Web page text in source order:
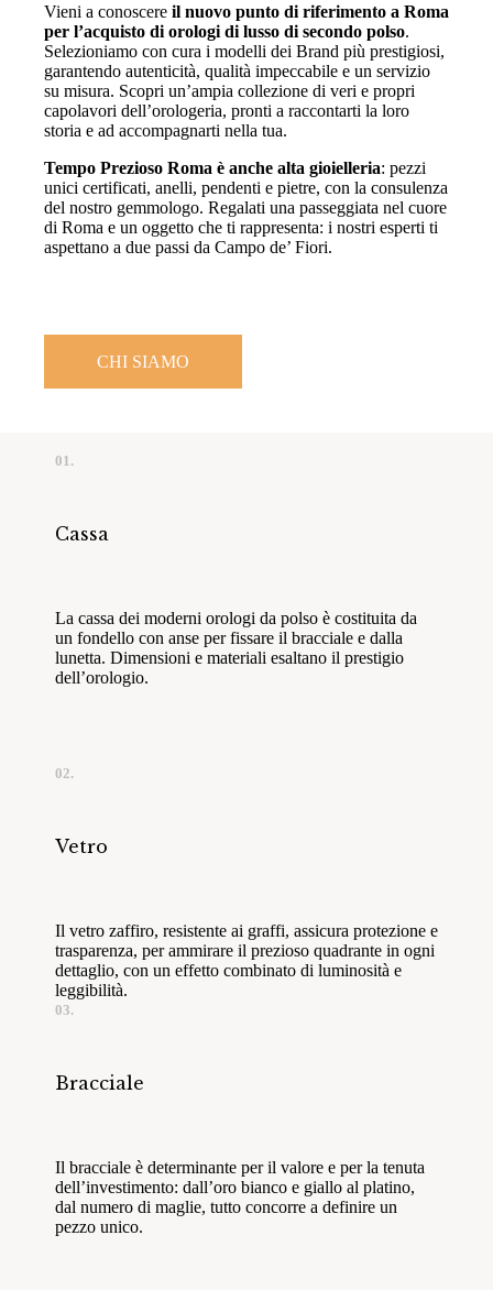
Vieni a conoscere il nuovo punto di riferimento a Roma
per l’acquisto di orologi di lusso di secondo polso.
Selezioniamo con cura i modelli dei Brand più prestigiosi,
garantendo autenticità, qualità impeccabile e un servizio
su misura. Scopri un’ampia collezione di veri e propri
capolavori dell’orologeria, pronti a raccontarti la loro
storia e ad accompagnarti nella tua.
Tempo Prezioso Roma è anche alta gioielleria: pezzi
unici certificati, anelli, pendenti e pietre, con la consulenza
del nostro gemmologo. Regalati una passeggiata nel cuore
di Roma e un oggetto che ti rappresenta: i nostri esperti ti
aspettano a due passi da Campo de’ Fiori.
CHI SIAMO
01.
Cassa
La cassa dei moderni orologi da polso è costituita da
un fondello con anse per fissare il bracciale e dalla
lunetta. Dimensioni e materiali esaltano il prestigio
dell’orologio.
02.
Vetro
Il vetro zaffiro, resistente ai graffi, assicura protezione e
trasparenza, per ammirare il prezioso quadrante in ogni
dettaglio, con un effetto combinato di luminosità e
leggibilità.
03.
Bracciale
Il bracciale è determinante per il valore e per la tenuta
dell’investimento: dall’oro bianco e giallo al platino,
dal numero di maglie, tutto concorre a definire un
pezzo unico.